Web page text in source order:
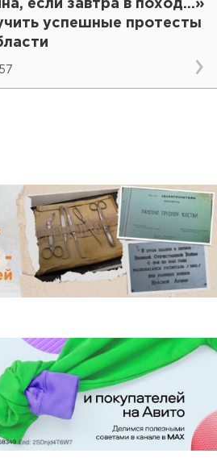
если завтра в поход...»
успешные протесты